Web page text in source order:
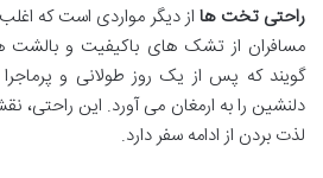
راحتی تخت هااز دیگر مواردی است که
مسافران از تشک های باکیفیت و
گویند که پس از یک روز طولانی و پرماجرا
دلنشین را به ارمغان می آورد. این راحتی،
لذت بردن از ادامه سفر دارد.